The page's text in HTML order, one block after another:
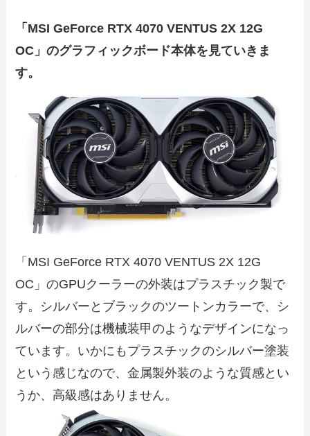
「MSI GeForce RTX 4070 VENTUS 2X 12G
OC」のグラフィックボード本体を見ていきま
す。
「MSI GeForce RTX 4070 VENTUS 2X 12G
OC」のGPUクーラーの外装はプラスチック製で
す。シルバーとブラックのツートンカラーで、シ
ルバーの部分は機械装甲のようなデザインになっ
ています。いかにもプラスチックのシルバー塗装
という感じなので、金属製外装のような質感とい
うか、高級感はありません。